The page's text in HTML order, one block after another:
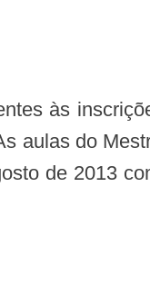
aulas do
de 2013